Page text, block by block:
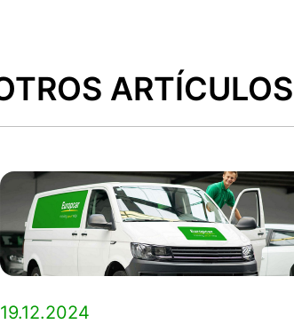
ARTÍCULOS
19.12.2024